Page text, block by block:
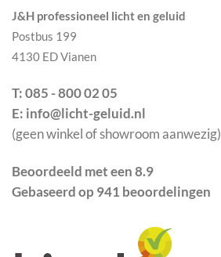
J&H professioneel licht en geluid
Postbus 199
4130 ED Vianen
T: 085 - 800 02 05
E: info@licht-geluid.nl
(geen winkel of showroom aanwezig)
Beoordeeld met een 8.9
Gebaseerd op 941 beoordelingen